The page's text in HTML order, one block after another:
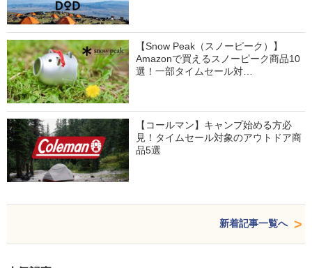
【Snow Peak（スノーピーク）】
Amazonで買えるスノーピーク商品10
選！一部タイムセール対…
【コールマン】キャンプ始める方必
見！タイムセール対象のアウトドア商
品5選
新着記事一覧へ